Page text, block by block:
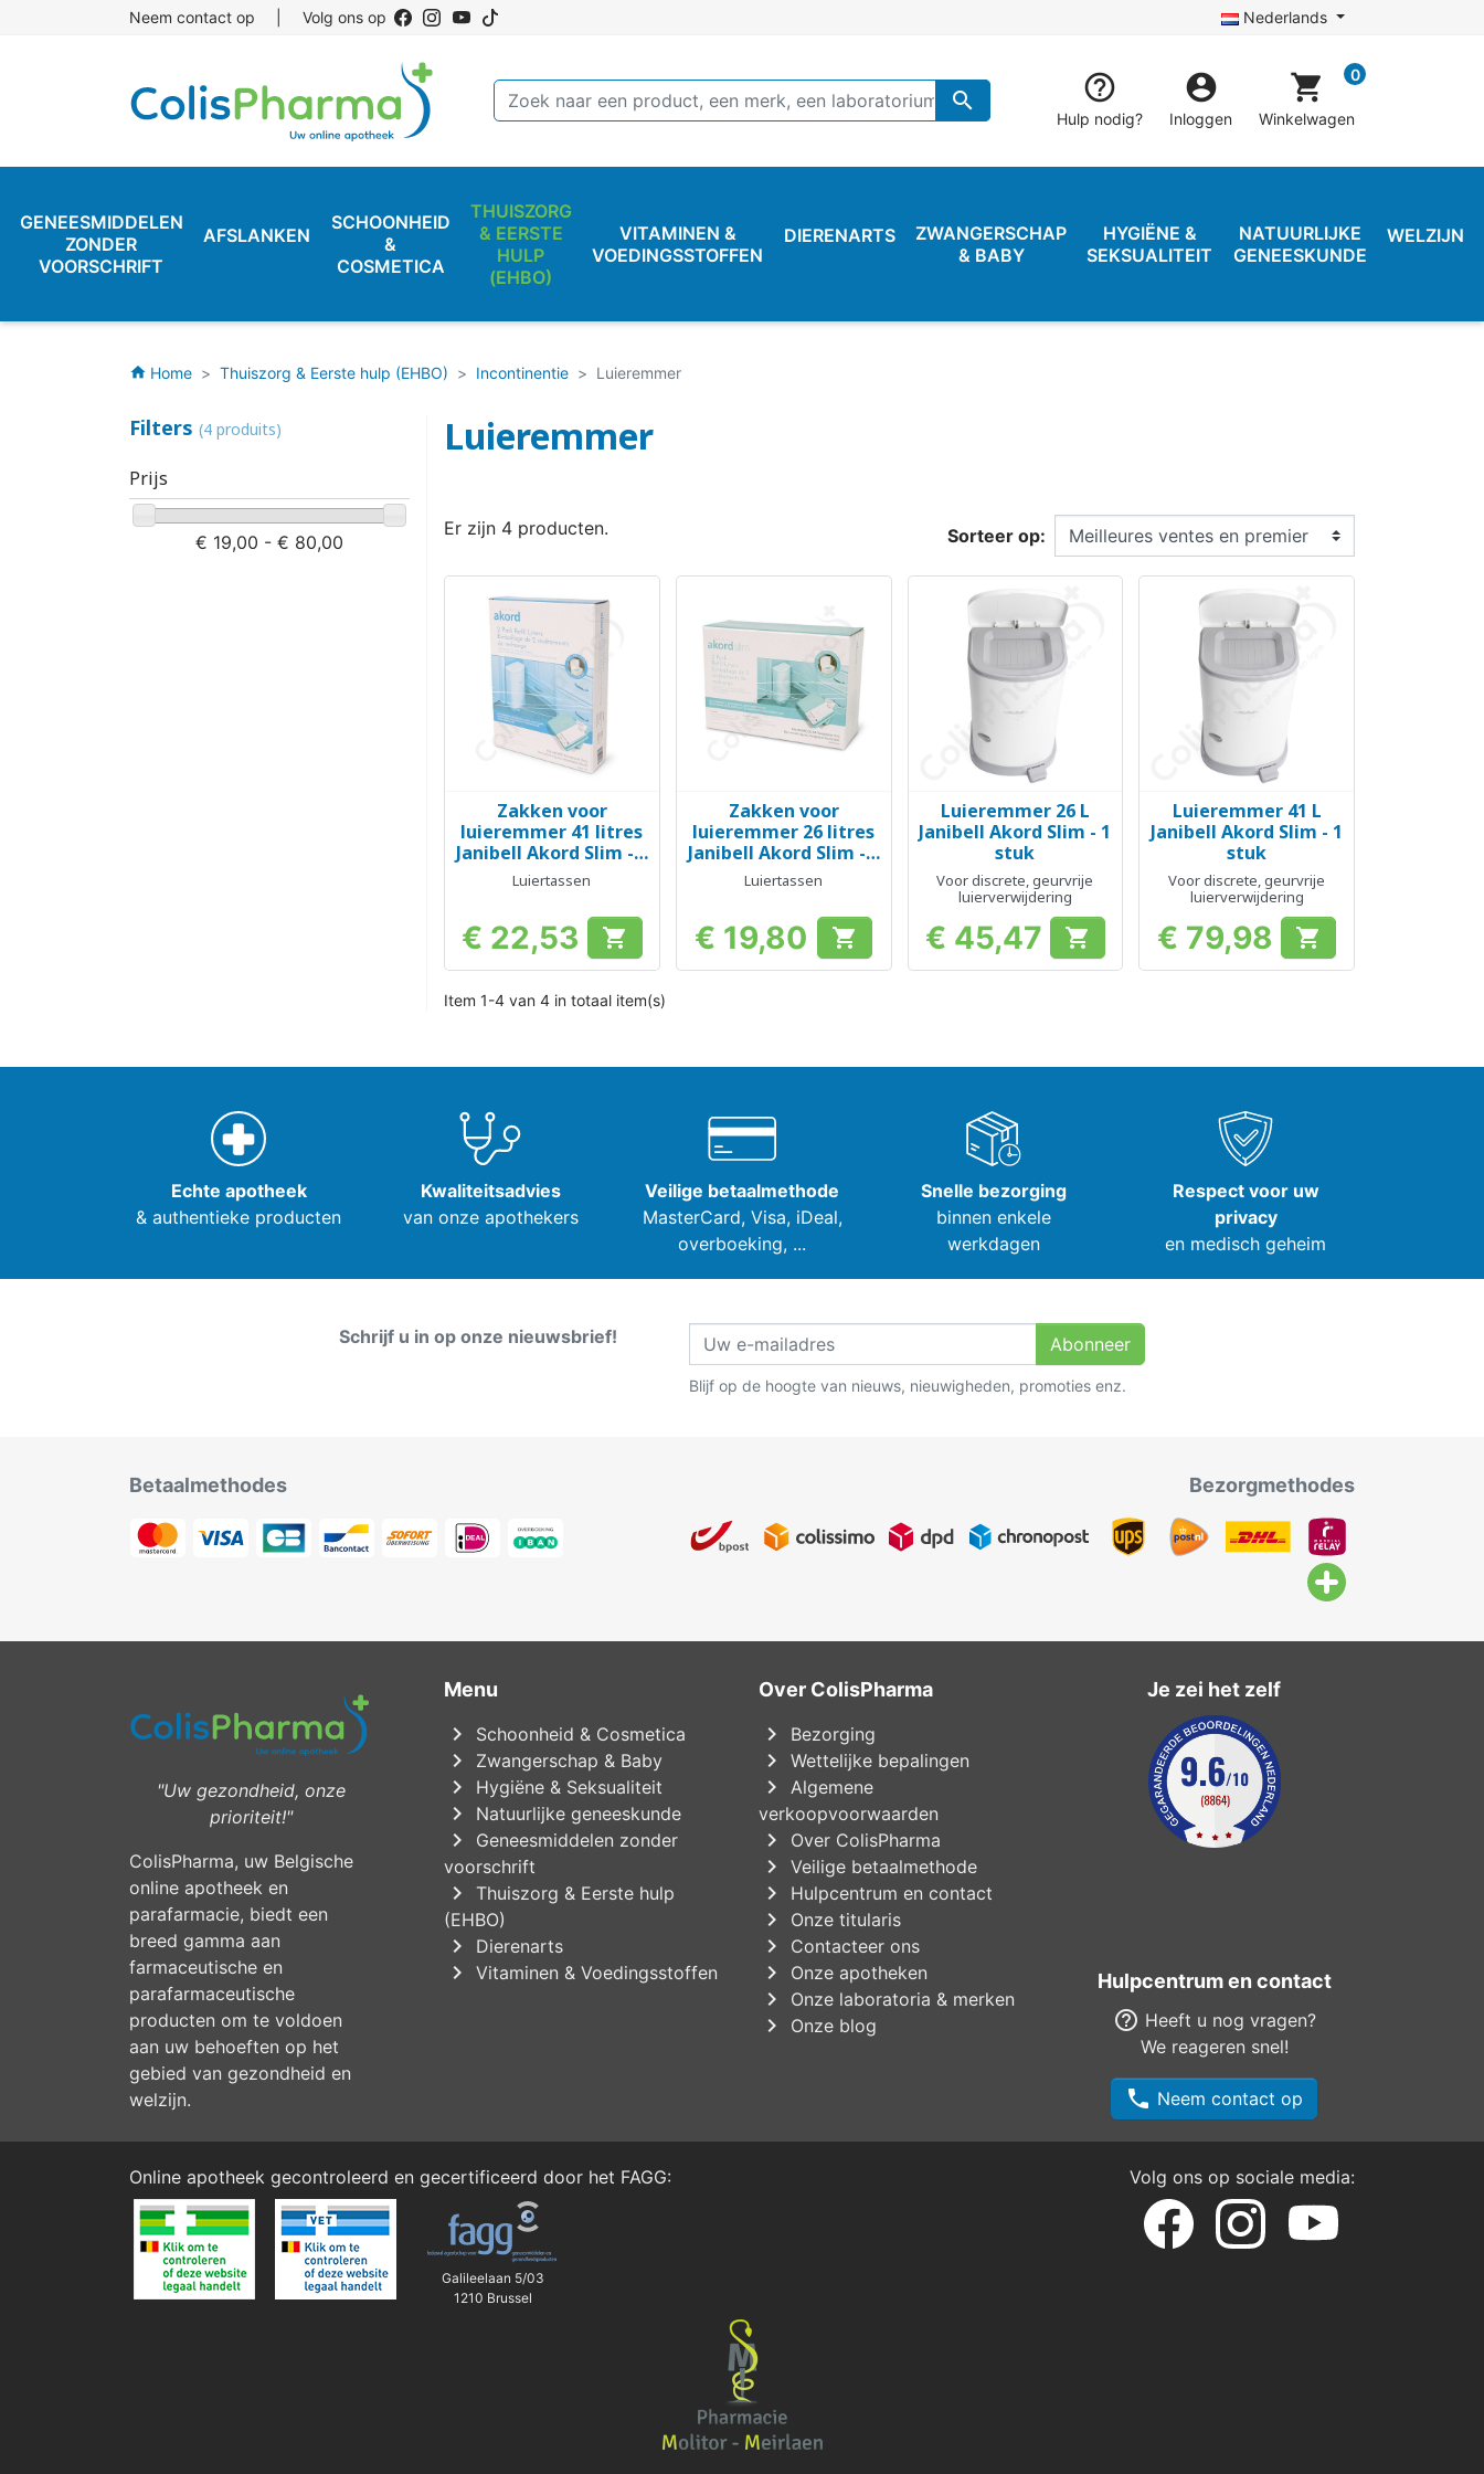
Neem contact op Volg ons op Nederlands
 
Hulp nodig?

Inloggen
shopping_cart 0
Winkelwagen
GENEESMIDDELEN
ZONDER
VOORSCHRIFT
AFSLANKEN
SCHOONHEID
&
COSMETICA
THUISZORG
& EERSTE
HULP
(EHBO)
VITAMINEN &
VOEDINGSSTOFFEN
DIERENARTS
ZWANGERSCHAP
& BABY
HYGIËNE &
SEKSUALITEIT
NATUURLIJKE
GENEESKUNDE
WELZIJN
home Home Thuiszorg & Eerste hulp (EHBO) Incontinentie Luieremmer
Filters (4 produits)
Prijs
€ 19,00 - € 80,00
Luieremmer
Er zijn 4 producten. Sorteer op:
Snel bekijken
Zakken voor
luieremmer 41 litres
Janibell Akord Slim - 2
rollen
Luiertassen
Prijs
€ 22,53 
Snel bekijken
Zakken voor
luieremmer 26 litres
Janibell Akord Slim - 2
rollen
Luiertassen
Prijs
€ 19,80 
Snel bekijken
Luieremmer 26 L
Janibell Akord Slim - 1
stuk
Voor discrete, geurvrije
luierverwijdering
Prijs
€ 45,47 
Snel bekijken
Luieremmer 41 L
Janibell Akord Slim - 1
stuk
Voor discrete, geurvrije
luierverwijdering
Prijs
€ 79,98 
Item 1-4 van 4 in totaal item(s)
Echte apotheek
& authentieke producten
Kwaliteitsadvies
van onze apothekers
Veilige betaalmethode
MasterCard, Visa, iDeal,
overboeking, ...
Snelle bezorging
binnen enkele
werkdagen
Respect voor uw
privacy
en medisch geheim
Schrijf u in op onze nieuwsbrief! Abonneer
Blijf op de hoogte van nieuws, nieuwigheden, promoties enz.
Betaalmethodes Bezorgmethodes
"Uw gezondheid, onze
prioriteit!"
ColisPharma, uw Belgische
online apotheek en
parafarmacie, biedt een
breed gamma aan
farmaceutische en
parafarmaceutische
producten om te voldoen
aan uw behoeften op het
gebied van gezondheid en
welzijn.
Menu
chevron_right Schoonheid & Cosmetica
chevron_right Zwangerschap & Baby
chevron_right Hygiëne & Seksualiteit
chevron_right Natuurlijke geneeskunde
chevron_right
Geneesmiddelen zonder
voorschrift
chevron_right
Thuiszorg & Eerste hulp
(EHBO)
chevron_right Dierenarts
chevron_right Vitaminen & Voedingsstoffen
Over ColisPharma
chevron_right Bezorging
chevron_right Wettelijke bepalingen
chevron_right
Algemene
verkoopvoorwaarden
chevron_right Over ColisPharma
chevron_right Veilige betaalmethode
chevron_right Hulpcentrum en contact
chevron_right Onze titularis
chevron_right Contacteer ons
chevron_right Onze apotheken
chevron_right Onze laboratoria & merken
chevron_right Onze blog
Je zei het zelf
Hulpcentrum en contact
help_outline Heeft u nog vragen?
We reageren snel!
phone Neem contact op
Online apotheek gecontroleerd en gecertificeerd door het FAGG:
Galileelaan 5/03
1210 Brussel
Volg ons op sociale media: